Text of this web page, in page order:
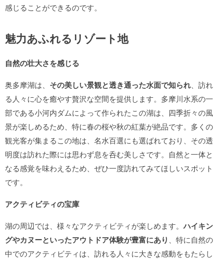
感じることができるのです。
魅力あふれるリゾート地
自然の壮大さを感じる
奥多摩湖は、 その美しい景観と透き通った水面で知られ 、訪れ
る人々に心を癒やす贅沢な空間を提供します。多摩川水系の一
部である小河内ダムによって作られたこの湖は、四季折々の風
景が楽しめるため、特に春の桜や秋の紅葉が絶品です。多くの
観光客が集まるこの地は、名水百選にも選ばれており、その透
明度は訪れた際には思わず息を呑む美しさです。自然と一体と
なる感覚を味わえるため、ぜひ一度訪れてみてほしいスポット
です。
アクティビティの宝庫
湖の周辺では、様々なアクティビティが楽しめます。ハイキン
グやカヌーといったアウトドア体験が豊富にあり
、特に自然の
中でのアクティビティは、訪れる人々に大きな感動をもたらし